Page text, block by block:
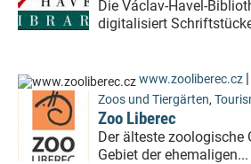
Die Václav-Havel-
digitalisiert
www.zooliberec.cz |
Zoos und Tiergärten,
Zoo Liberec
Der älteste zoologische
Gebiet der ehemaligen...